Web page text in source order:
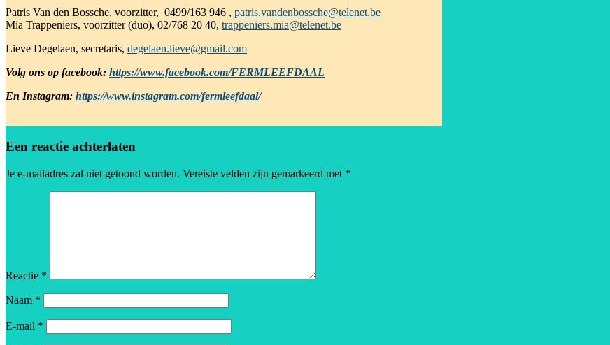
Patris Van den Bossche, voorzitter, 0499/163 946 , patris.vandenbossche@telenet.be
Mia Trappeniers, voorzitter (duo), 02/768 20 40, trappeniers.mia@telenet.be
Lieve Degelaen, secretaris, degelaen.lieve@gmail.com
Volg ons op facebook: https://www.facebook.com/FERMLEEFDAAL
En Instagram: https://www.instagram.com/fermleefdaal/
Een reactie achterlaten
Je e-mailadres zal niet getoond worden. Vereiste velden zijn gemarkeerd met *
Reactie *
Naam *
E-mail *